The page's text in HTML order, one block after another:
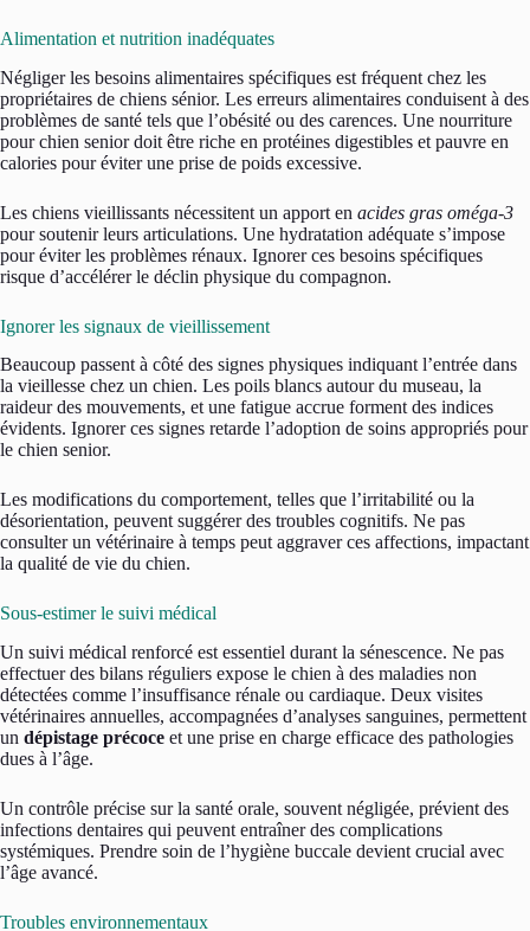
Alimentation et nutrition inadéquates
Négliger les besoins alimentaires spécifiques est fréquent chez les
propriétaires de chiens sénior. Les erreurs alimentaires conduisent à des
problèmes de santé tels que l’obésité ou des carences. Une nourriture
pour chien senior doit être riche en protéines digestibles et pauvre en
calories pour éviter une prise de poids excessive.
Les chiens vieillissants nécessitent un apport en acides gras oméga-3
pour soutenir leurs articulations. Une hydratation adéquate s’impose
pour éviter les problèmes rénaux. Ignorer ces besoins spécifiques
risque d’accélérer le déclin physique du compagnon.
Ignorer les signaux de vieillissement
Beaucoup passent à côté des signes physiques indiquant l’entrée dans
la vieillesse chez un chien. Les poils blancs autour du museau, la
raideur des mouvements, et une fatigue accrue forment des indices
évidents. Ignorer ces signes retarde l’adoption de soins appropriés pour
le chien senior.
Les modifications du comportement, telles que l’irritabilité ou la
désorientation, peuvent suggérer des troubles cognitifs. Ne pas
consulter un vétérinaire à temps peut aggraver ces affections, impactant
la qualité de vie du chien.
Sous-estimer le suivi médical
Un suivi médical renforcé est essentiel durant la sénescence. Ne pas
effectuer des bilans réguliers expose le chien à des maladies non
détectées comme l’insuffisance rénale ou cardiaque. Deux visites
vétérinaires annuelles, accompagnées d’analyses sanguines, permettent
un dépistage précoce et une prise en charge efficace des pathologies
dues à l’âge.
Un contrôle précise sur la santé orale, souvent négligée, prévient des
infections dentaires qui peuvent entraîner des complications
systémiques. Prendre soin de l’hygiène buccale devient crucial avec
l’âge avancé.
Troubles environnementaux